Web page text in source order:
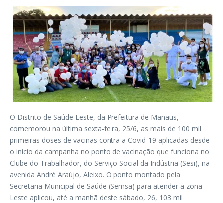
O Distrito de Saúde Leste, da Prefeitura de Manaus,
comemorou na última sexta-feira, 25/6, as mais de 100 mil
primeiras doses de vacinas contra a Covid-19 aplicadas desde
o início da campanha no ponto de vacinação que funciona no
Clube do Trabalhador, do Serviço Social da Indústria (Sesi), na
avenida André Araújo, Aleixo. O ponto montado pela
Secretaria Municipal de Saúde (Semsa) para atender a zona
Leste aplicou, até a manhã deste sábado, 26, 103 mil